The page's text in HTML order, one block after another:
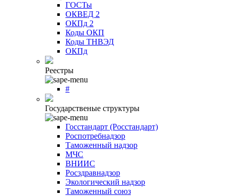
ГОСТы
ОКВЕД 2
ОКПд 2
Коды ОКП
Коды ТНВЭД
ОКПд
Реестры
#
Государственые структуры
Госстандарт (Росстандарт)
Роспотребнадзор
Таможенный надзор
МЧС
ВНИИС
Росздравнадзор
Экологический надзор
Таможенный союз